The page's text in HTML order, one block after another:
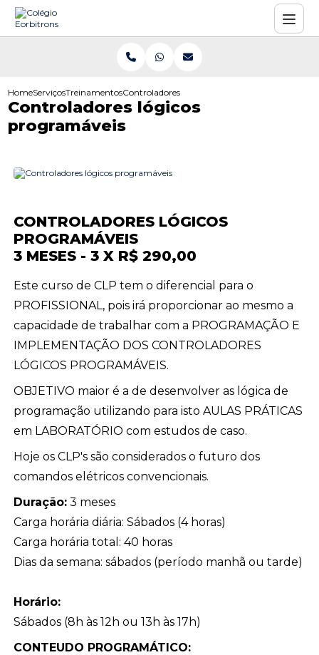
HomeServiçosTreinamentosControladores lógicos programáveis
Controladores lógicos
programáveis
CONTROLADORES LÓGICOS
PROGRAMÁVEIS
3 MESES - 3 X R$ 290,00
Este curso de CLP tem o diferencial para o
PROFISSIONAL, pois irá proporcionar ao mesmo a
capacidade de trabalhar com a PROGRAMAÇÃO E
IMPLEMENTAÇÃO DOS CONTROLADORES
LÓGICOS PROGRAMÁVEIS.
OBJETIVO maior é a de desenvolver as lógica de
programação utilizando para isto AULAS PRÁTICAS
em LABORATÓRIO com estudos de caso.
Hoje os CLP's são considerados o futuro dos
comandos elétricos convencionais.
Duração: 3 meses
Carga horária diária: Sábados (4 horas)
Carga horária total: 40 horas
Dias da semana: sábados (período manhã ou tarde)
Horário:
Sábados (8h às 12h ou 13h às 17h)
CONTEUDO PROGRAMÁTICO: